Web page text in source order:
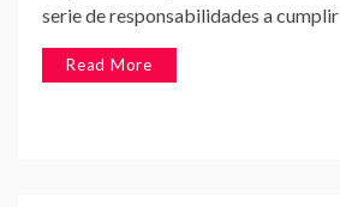
serie de responsabilidades a cumplir
Read More